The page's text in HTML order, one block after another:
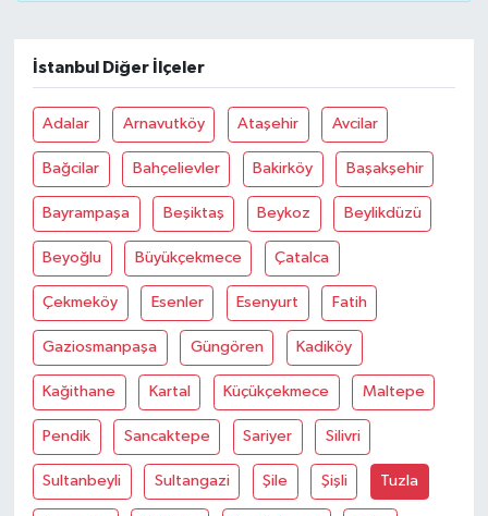
İstanbul Diğer İlçeler
Adalar Arnavutköy Ataşehir Avcilar
Bağcilar Bahçelievler Bakirköy Başakşehir
Bayrampaşa Beşiktaş Beykoz Beylikdüzü
Beyoğlu Büyükçekmece Çatalca
Çekmeköy Esenler Esenyurt Fatih
Gaziosmanpaşa Güngören Kadiköy
Kağithane Kartal Küçükçekmece Maltepe
Pendik Sancaktepe Sariyer Silivri
Sultanbeyli Sultangazi Şile Şişli Tuzla